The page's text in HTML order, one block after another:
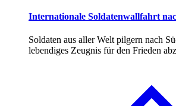
Internationale Soldatenwallfahrt
Soldaten aus aller Welt pilgern nach
lebendiges Zeugnis für den Frieden